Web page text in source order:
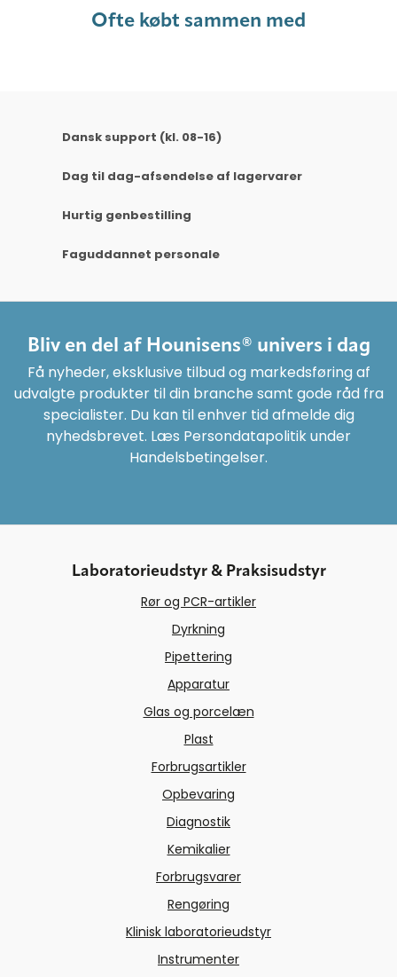
Ofte købt sammen med
Dansk support (kl. 08-16)
Dag til dag-afsendelse af lagervarer
Hurtig genbestilling
Faguddannet personale
Bliv en del af Hounisens® univers i dag
Få nyheder, eksklusive tilbud og markedsføring af
udvalgte produkter til din branche samt gode råd fra
specialister. Du kan til enhver tid afmelde dig
nyhedsbrevet. Læs Persondatapolitik under
Handelsbetingelser.
Laboratorieudstyr & Praksisudstyr
Rør og PCR-artikler
Dyrkning
Pipettering
Apparatur
Glas og porcelæn
Plast
Forbrugsartikler
Opbevaring
Diagnostik
Kemikalier
Forbrugsvarer
Rengøring
Klinisk laboratorieudstyr
Instrumenter